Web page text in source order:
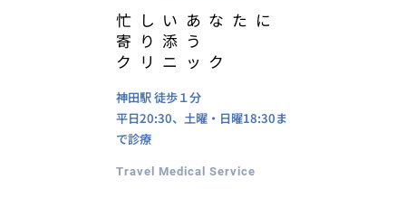
忙しいあなたに
寄り添う
クリニック
神田駅徒歩１分
平日20:30、土曜・日曜18:30ま
で診療
Travel Medical Service